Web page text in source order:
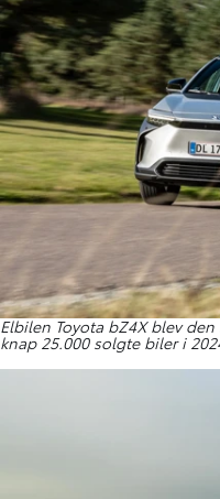
Elbilen Toyota bZ4X blev
knap 25.000 solgte biler i